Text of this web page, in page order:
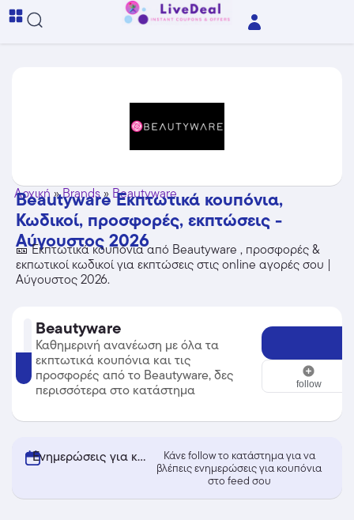
Αρχική»Brands»Beautyware
Beautyware Εκπτωτικά κουπόνια,
Κωδικοί, προσφορές, εκπτώσεις -
Αύγουστος 2026
🎫 Εκπτωτικά κουπόνια από Beautyware , προσφορές &
εκπωτικοί κωδικοί για εκπτώσεις στις online αγορές σου |
Αύγουστος 2026.
Beautyware
Beautyware
Καθημερινή ανανέωση με όλα τα
εκπτωτικά κουπόνια και τις
προσφορές από το Beautyware, δες
περισσότερα στο κατάστημα
follow
Ενημερώσεις για κουπόνια από Beautyware
Κάνε follow το κατάστημα για να
βλέπεις ενημερώσεις για κουπόνια
στο feed σου